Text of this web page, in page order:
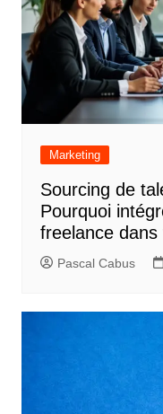
Marketing
Sourcing de
Pourquoi
freelance
Pascal Cabus